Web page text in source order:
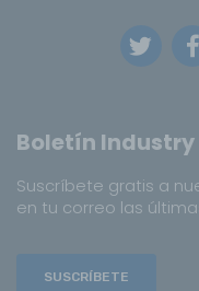
Boletín
Suscríbete gratis a
en tu correo las
SUSCRÍBETE